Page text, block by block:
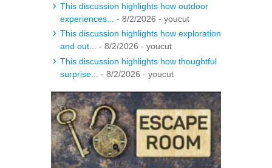
This discussion highlights how outdoor
experiences...
- 8/2/2026 - youcut
This discussion highlights how exploration
and out...
- 8/2/2026 - youcut
This discussion highlights how thoughtful
surprise...
- 8/2/2026 - youcut